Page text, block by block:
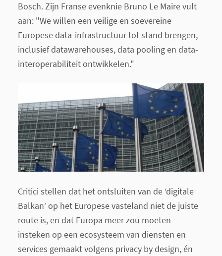
Bosch. Zijn Franse evenknie Bruno Le Maire vult
aan: "We willen een veilige en soevereine
Europese data-infrastructuur tot stand brengen,
inclusief datawarehouses, data pooling en data-
interoperabiliteit ontwikkelen."
Critici stellen dat het ontsluiten van de ‘digitale
Balkan’ op het Europese vasteland niet de juiste
route is, en dat Europa meer zou moeten
insteken op een ecosysteem van diensten en
services gemaakt volgens privacy by design, én